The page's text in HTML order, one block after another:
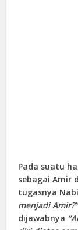
Pada suatu
sebagai Amir
tugasnya
menjadi Amir?”
dijawabnya